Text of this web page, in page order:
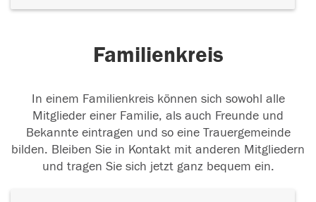
Familienkreis
In einem Familienkreis können sich sowohl alle
Mitglieder einer Familie, als auch Freunde und
Bekannte eintragen und so eine Trauergemeinde
bilden. Bleiben Sie in Kontakt mit anderen Mitgliedern
und tragen Sie sich jetzt ganz bequem ein.